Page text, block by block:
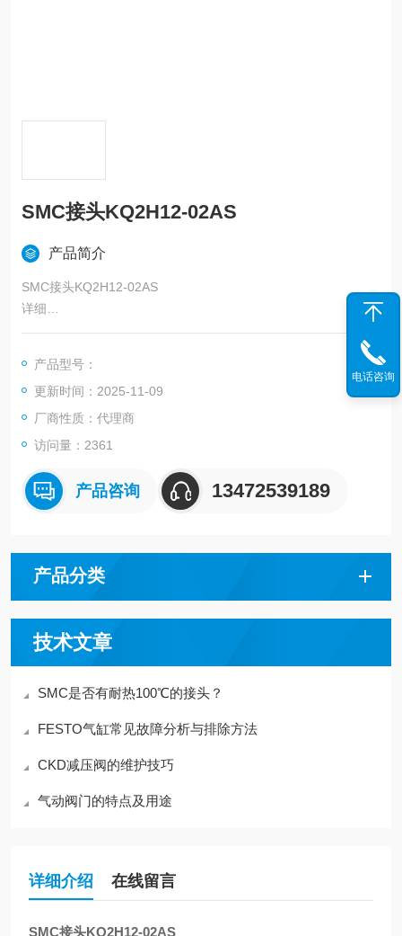
SMC接头KQ2H12-02AS
产品简介
SMC接头KQ2H12-02AS
详细
●可使用范围为真空－100kPa
●螺纹部材质/表面处理（有或无）：2种
●可选择的表面处理：黄铜（无镀金）、黄铜＋无电解镀镍
产品型号：
更新时间：2025-11-09
厂商性质：代理商
访问量：2361
产品咨询 13472539189
产品分类
技术文章
SMC是否有耐热100℃的接头？
FESTO气缸常见故障分析与排除方法
CKD减压阀的维护技巧
气动阀门的特点及用途
详细介绍 在线留言
SMC接头KQ2H12-02AS
电话咨询